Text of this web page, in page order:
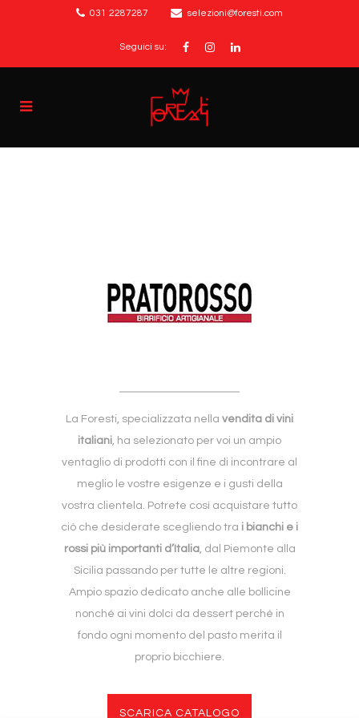
031 2287287 selezioni@foresti.com
Seguici su:
La Foresti, specializzata nella vendita di vini
italiani, ha selezionato per voi un ampio
ventaglio di prodotti con il fine di incontrare al
meglio le vostre esigenze e i gusti della
vostra clientela. Potrete così acquistare tutto
ciò che desiderate scegliendo tra i bianchi e i
rossi più importanti d’Italia, dal Piemonte alla
Sicilia passando per tutte le altre regioni.
Ampio spazio dedicato anche alle bollicine
nonché ai vini dolci da dessert perché in
fondo ogni momento del pasto merita il
proprio bicchiere.
SCARICA CATALOGO